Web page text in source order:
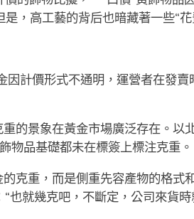
，高工藝的背后也暗藏著一些“花
計價形式不通明，運營者在發賣
的景象在黃金市場廣泛存在。以
物品基礎都未在標簽上標注克重。
克重，而是側重先容產物的格式
也就幾克吧，不斷定，公司來貨時